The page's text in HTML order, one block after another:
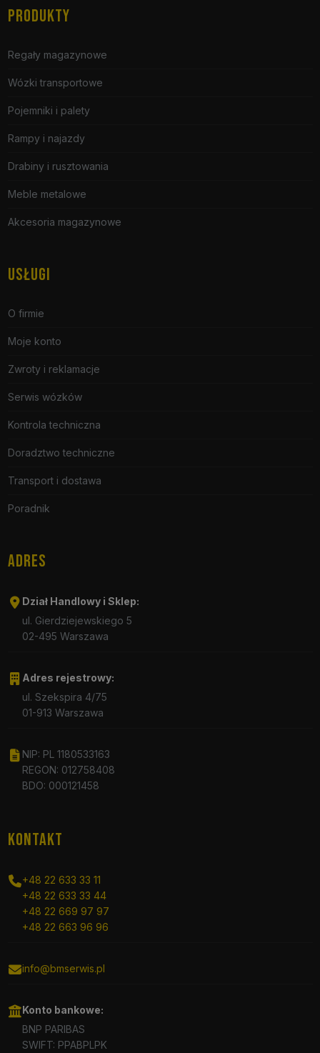
PRODUKTY
Regały magazynowe
Wózki transportowe
Pojemniki i palety
Rampy i najazdy
Drabiny i rusztowania
Meble metalowe
Akcesoria magazynowe
USŁUGI
O firmie
Moje konto
Zwroty i reklamacje
Serwis wózków
Kontrola techniczna
Doradztwo techniczne
Transport i dostawa
Poradnik
ADRES
Dział Handlowy i Sklep:
ul. Gierdziejewskiego 5
02-495 Warszawa
Adres rejestrowy:
ul. Szekspira 4/75
01-913 Warszawa
NIP: PL 1180533163
REGON: 012758408
BDO: 000121458
KONTAKT
+48 22 633 33 11
+48 22 633 33 44
+48 22 669 97 97
+48 22 663 96 96
info@bmserwis.pl
Konto bankowe:
BNP PARIBAS
SWIFT: PPABPLPK